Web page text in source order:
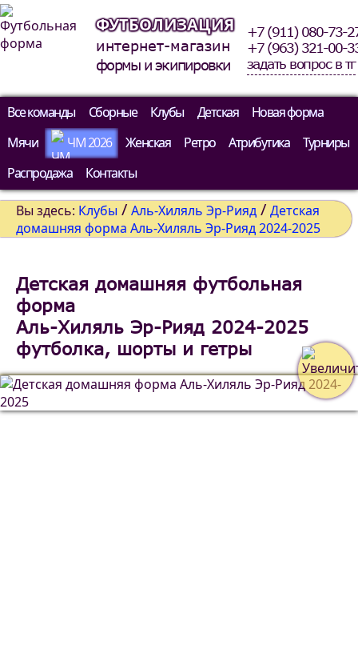
ФУТБОЛИЗАЦИЯ
интернет-магазин
формы и экипировки
+7 (911) 080-73-
+7 (963) 321-00-
задать вопрос в тг
Все команды Сборные Клубы Детская
Новая форма
Мячи
ЧМ 2026 Женская Ретро Атрибутика
Турниры
Распродажа
Контакты
Вы здесь: Клубы / Аль-Хиляль Эр-Рияд / Детская
домашняя форма Аль-Хиляль Эр-Рияд 2024-2025
Детская домашняя футбольная
форма
Аль-Хиляль Эр-Рияд 2024-2025
футболка, шорты и гетры